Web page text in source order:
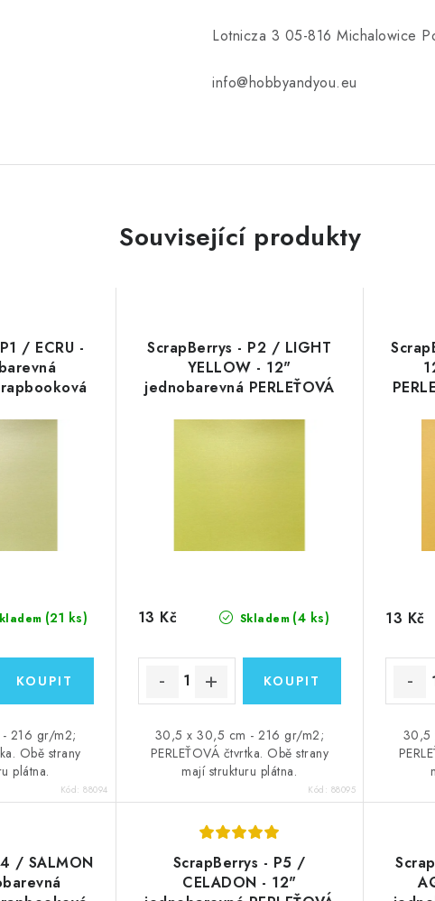
Lotnicza 3 05-816 Michalowice
info@hobbyandyou.eu
Související produkty
/ ECRU -
(21 ks)
216 gr/m2;
Obě strany
plátna.
Kód:88094
ScrapBerrys - P2 / LIGHT
YELLOW - 12"
jednobarevná PERLEŤOVÁ
Skladem (4 ks)
13 Kč
30,5 x 30,5 cm - 216 gr/m2;
PERLEŤOVÁ čtvrtka. Obě strany
mají strukturu plátna.
Kód: 88095
13 Kč
30,5
/ SALMON
ScrapBerrys - P5 /
CELADON - 12"